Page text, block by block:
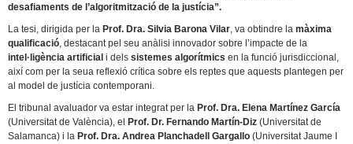
desafiaments de l’algoritmització de la justícia”.
La tesi, dirigida per la Prof. Dra. Silvia Barona Vilar, va obtindre lamàxima
qualificació, destacant pel seu anàlisi innovador sobre l’impacte de la
intel·ligència artificial i delssistemes algorítmics en la funció jurisdiccional,
així com per la seua reflexió crítica sobre els reptes que aquests plantegen per
al model de justícia contemporani.
El tribunal avaluador va estar integrat per la Prof. Dra. Elena Martínez García
(Universitat de València), el
Prof. Dr. Fernando Martín-Diz (Universitat de
Salamanca) i la Prof. Dra. Andrea Planchadell Gargallo (Universitat Jaume I